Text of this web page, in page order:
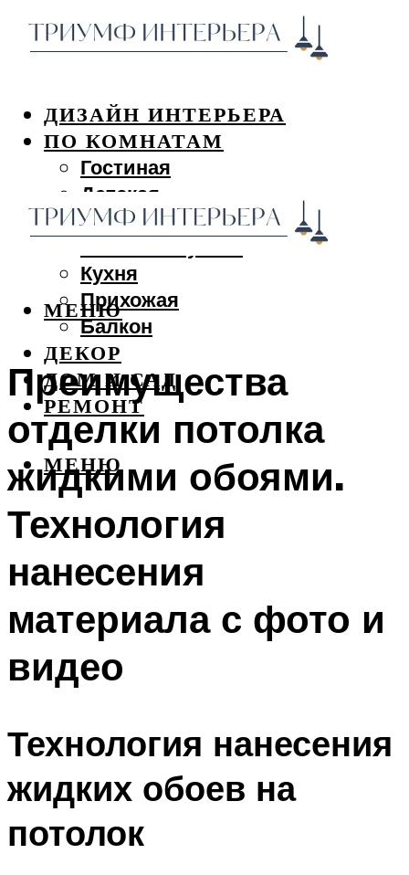
ДИЗАЙН ИНТЕРЬЕРА
ПО КОМНАТАМ
Гостиная
Детская
Спальня
Кухня
Прихожая
Балкон
ДЕКОР
ДОМ И САД
РЕМОНТ
МЕНЮ
МЕНЮ
Преимущества
отделки потолка
жидкими обоями.
Технология
нанесения
материала с фото и
видео
Технология нанесения
жидких обоев на
потолок